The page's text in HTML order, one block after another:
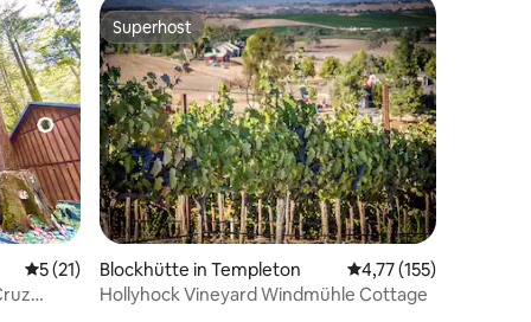
Bewertungen
Durchschnittliche Bewertung: 5 von 5, 21 Bewertungen
5 (21)
Superhost
Superhost
Blockhütte in Templeton Durchschnittliche
4,77 (155)
Hollyhock Vineyard Windmühle Cottage